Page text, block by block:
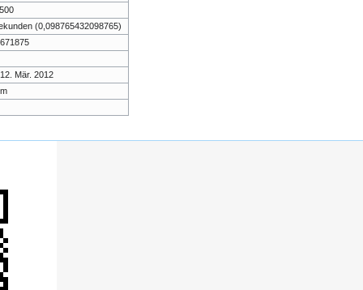
(0,098765432098765)
Mär. 2012